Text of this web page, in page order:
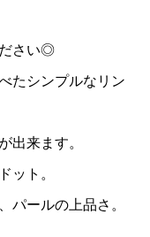
さい◎
たシンプルなリン
出来ます。
ット。
パールの上品さ。